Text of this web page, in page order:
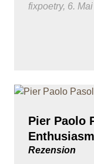
fixpoetry, 6.
Pier Paolo
Rezension